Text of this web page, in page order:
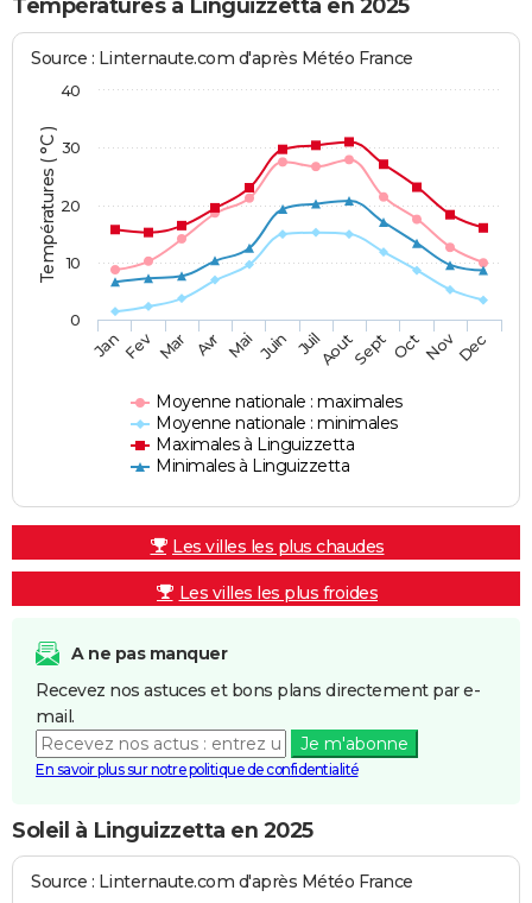
Températures à Linguizzetta en 2025
Températures ( °C )
Source : Linternaute.com d'après Météo France
Moyenne nationale : maximales
Moyenne nationale : minimales
Maximales à Linguizzetta
Minimales à Linguizzetta
JanFev Mar Avr Mai Juin JuilAoutSept OctNovDec
0
10
20
30
40
Les villes les plus chaudes
Les villes les plus froides
A ne pas manquer
Recevez nos astuces et bons plans directement par e-
mail.
Je m'abonne
En savoir plus sur notre politique de confidentialité
Soleil à Linguizzetta en 2025
Source : Linternaute.com d'après Météo France